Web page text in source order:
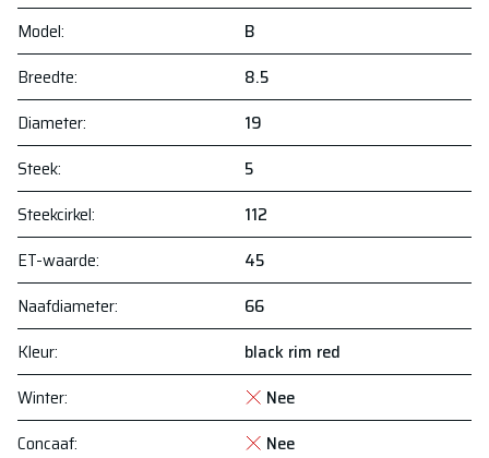
Model:
B
Breedte:
8.5
Diameter:
19
Steek:
5
Steekcirkel:
112
ET-waarde:
45
Naafdiameter:
66
Kleur:
black rim red
Winter:
Nee
Concaaf:
Nee